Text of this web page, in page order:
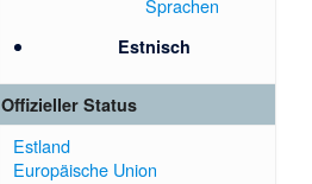
Estnisch
Offizieller Status
Estland
Europäische Union